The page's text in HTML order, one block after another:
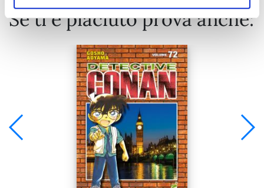
Se ti è piaciuto prova anche: